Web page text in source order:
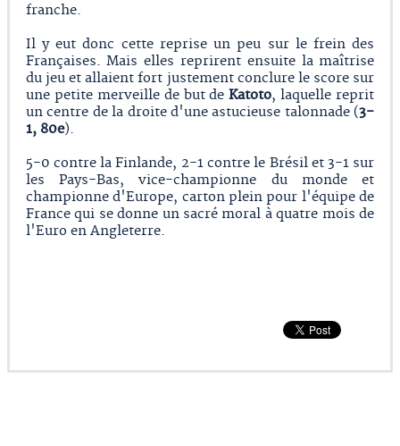
franche.
Il y eut donc cette reprise un peu sur le frein des
Françaises. Mais elles reprirent ensuite la maîtrise
du jeu et allaient fort justement conclure le score sur
une petite merveille de but deKatoto, laquelle reprit
un centre de la droite d'une astucieuse talonnade (3-
1, 80e).
5-0 contre la Finlande, 2-1 contre le Brésil et 3-1 sur
les Pays-Bas, vice-championne du monde et
championne d'Europe, carton plein pour l'équipe de
France qui se donne un sacré moral à quatre mois de
l'Euro en Angleterre.